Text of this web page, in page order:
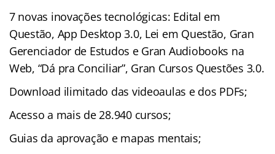
7 novas inovações tecnológicas: Edital em
Questão, App Desktop 3.0, Lei em Questão, Gran
Gerenciador de Estudos e Gran Audiobooks na
Web, “Dá pra Conciliar”, Gran Cursos Questões 3.0.
Download ilimitado das videoaulas e dos PDFs;
Acesso a mais de 28.940 cursos;
Guias da aprovação e mapas mentais;